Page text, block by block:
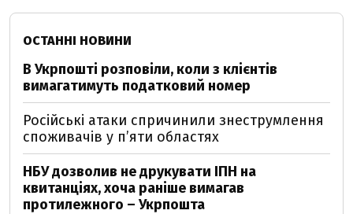
ОСТАННІ НОВИНИ
В Укрпошті розповіли, коли з клієнтів
вимагатимуть податковий номер
Російські атаки спричинили знеструмлення
споживачів у п’яти областях
НБУ дозволив не друкувати ІПН на
квитанціях, хоча раніше вимагав
протилежного – Укрпошта